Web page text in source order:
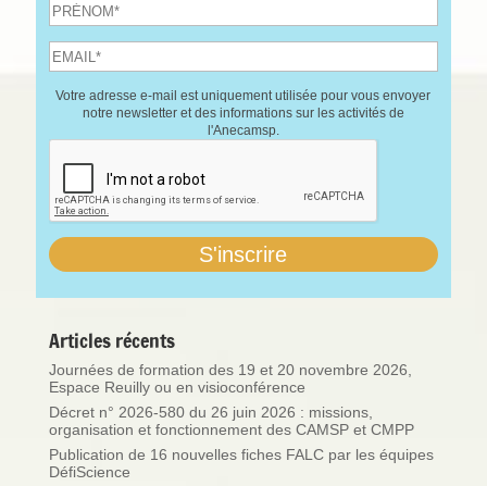
Votre adresse e-mail est uniquement utilisée pour vous envoyer
notre newsletter et des informations sur les activités de
l'Anecamsp.
Articles récents
Journées de formation des 19 et 20 novembre 2026,
Espace Reuilly ou en visioconférence
Décret n° 2026-580 du 26 juin 2026 : missions,
organisation et fonctionnement des CAMSP et CMPP
Publication de 16 nouvelles fiches FALC par les équipes
DéfiScience